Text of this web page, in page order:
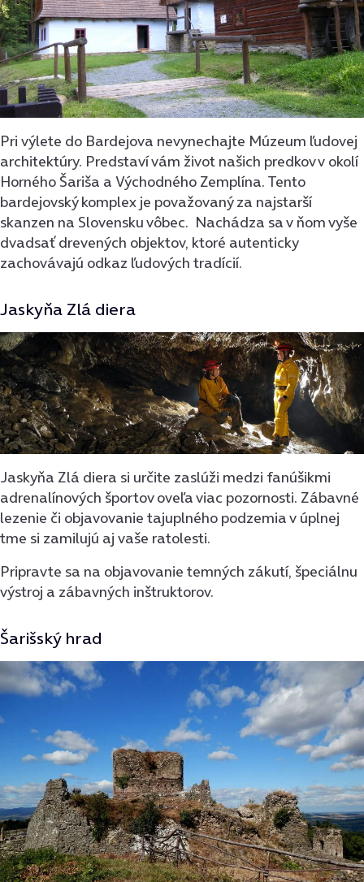
Pri výlete do Bardejova nevynechajte Múzeum ľudovej
architektúry. Predstaví vám život našich predkov v okolí
Horného Šariša a Východného Zemplína. Tento
bardejovský komplex je považovaný za najstarší
skanzen na Slovensku vôbec. Nachádza sa v ňom vyše
dvadsať drevených objektov, ktoré autenticky
zachovávajú odkaz ľudových tradícií.
Jaskyňa Zlá diera
Jaskyňa Zlá diera si určite zaslúži medzi fanúšikmi
adrenalínových športov oveľa viac pozornosti. Zábavné
lezenie či objavovanie tajuplného podzemia v úplnej
tme si zamilujú aj vaše ratolesti.
Pripravte sa na objavovanie temných zákutí, špeciálnu
výstroj a zábavných inštruktorov.
Šarišský hrad